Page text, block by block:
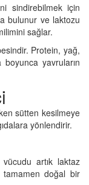
sindirebilmek için
bulunur ve laktozu
sağlar.
Protein, yağ,
yavruların
sütten kesilmeye
yönlendirir.
artık laktaz
doğal bir